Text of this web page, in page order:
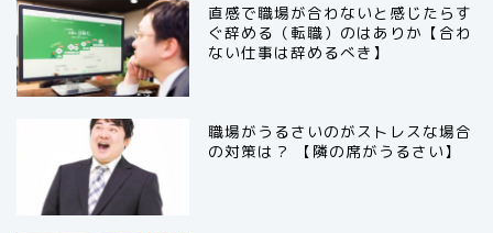
直感で職場が合わないと感じたらす
ぐ辞める（転職）のはありか【合わ
ない仕事は辞めるべき】
職場がうるさいのがストレスな場合
の対策は？ 【隣の席がうるさい】